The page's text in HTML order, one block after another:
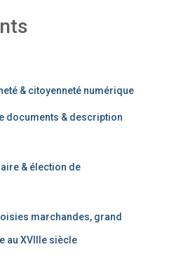
& citoyenneté numérique
documents & description
& élection de
marchandes, grand
au XVIIIe siècle